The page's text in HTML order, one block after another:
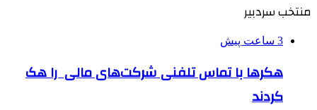
منتخب سردبیر
3 ساعت پیش
هکرها با تماس تلفنی شرکت‌های مالی را هک
کردند